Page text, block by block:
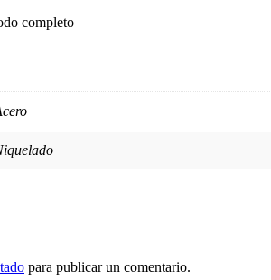
completo
para publicar un comentario.